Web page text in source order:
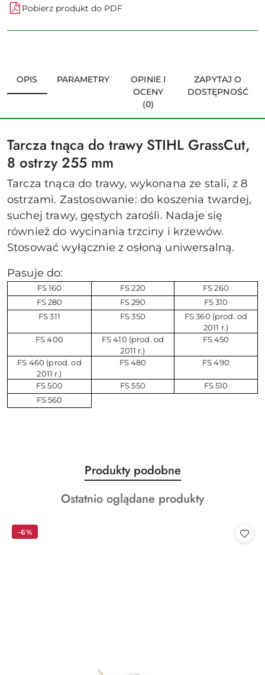
Pobierz produkt do PDF
OPIS PARAMETRY
OPINIE I
OCENY
(0)
ZAPYTAJ O
DOSTĘPNOŚĆ
Tarcza tnąca do trawy STIHL GrassCut,
8 ostrzy 255 mm
Tarcza tnąca do trawy, wykonana ze stali, z 8
ostrzami. Zastosowanie: do koszenia twardej,
suchej trawy, gęstych zarośli. Nadaje się
również do wycinania trzciny i krzewów.
Stosować wyłącznie z osłoną uniwersalną.
Pasuje do:
FS 160 FS 220
FS 260
FS 280
FS 290
FS 310
FS 311
FS 350
FS 360 (prod. od
2011 r.)
FS 400
FS 410 (prod. od
2011 r.)
FS 450
FS 460 (prod. od
2011 r.)
FS 480 FS 490
FS 500 FS 550
FS 510
FS 560
Pomiń karuzelę produktów
Produkty
o
statusie:
Produkty podobne
Produkty
Ostatnio oglądane produkty
-6%